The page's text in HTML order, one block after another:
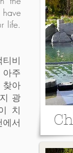
life.
비
주
아
광
치
서